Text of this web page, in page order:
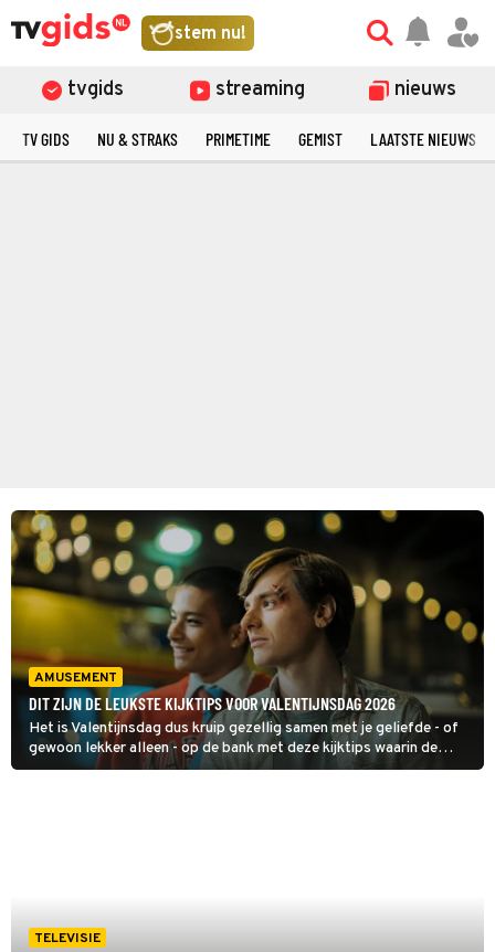
stem nu!
tvgids streaming nieuws
TV GIDS NU & STRAKS PRIMETIME GEMIST LAATSTE NIEUWS
AMUSEMENT
DIT ZIJN DE LEUKSTE KIJKTIPS VOOR VALENTIJNSDAG 2026
Het is Valentijnsdag dus kruip gezellig samen met je geliefde - of
gewoon lekker alleen - op de bank met deze kijktips waarin de
romantiek hoogtij viert.
TELEVISIE